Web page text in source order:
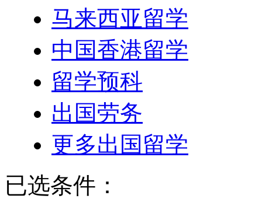
马来西亚留学
中国香港留学
留学预科
出国劳务
更多出国留学
已选条件：